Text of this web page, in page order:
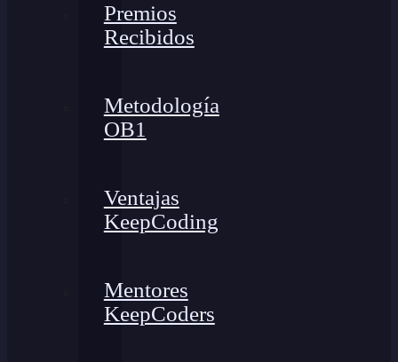
Premios
Recibidos
Metodología
OB1
Ventajas
KeepCoding
Mentores
KeepCoders